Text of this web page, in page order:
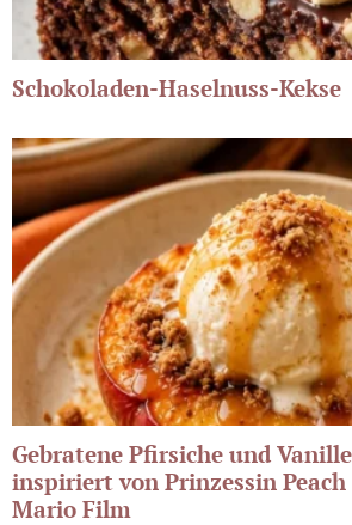
Schokoladen-Haselnuss-Kekse
Gebratene Pfirsiche und
inspiriert von Prinzessin Peach
Mario Film